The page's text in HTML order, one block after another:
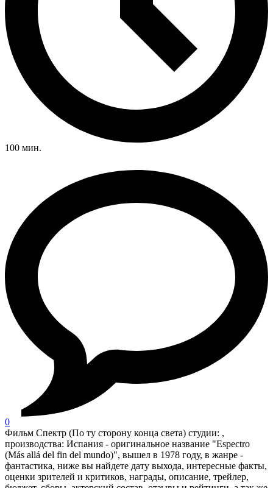
100 мин.
0
Фильм Спектр (По ту сторону конца света) студии: ,
производства: Испания - оригинальное название "Espectro
(Más allá del fin del mundo)", вышел в 1978 году, в жанре -
фантастика, ниже вы найдете дату выхода, интересные факты,
оценки зрителей и критиков, награды, описание, трейлер,